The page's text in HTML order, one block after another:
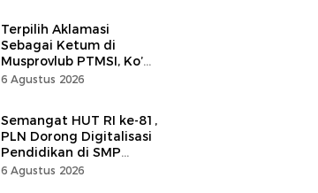
Terpilih Aklamasi
Sebagai Ketum di
Musprovlub PTMSI, Ko’
Alfrets Rumawas Siap
6 Agustus 2026
Semangat HUT RI ke-81,
PLN Dorong Digitalisasi
Pendidikan di SMP
Negeri 1 Palu Lewat
6 Agustus 2026